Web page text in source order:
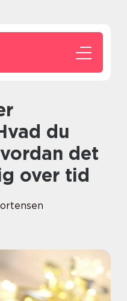
du
det
over tid